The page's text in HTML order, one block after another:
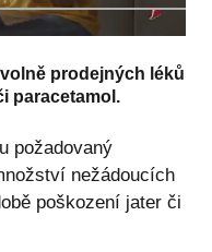
prodejných léků
paracetamol.
požadovaný
nežádoucích
poškození jater či